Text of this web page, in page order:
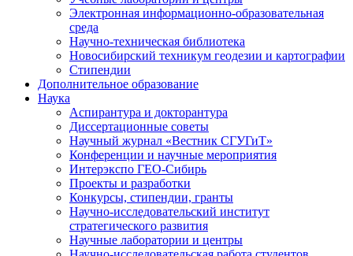
Электронная информационно-образовательная
среда
Научно-техническая библиотека
Новосибирский техникум геодезии и картографии
Стипендии
Дополнительное образование
Наука
Аспирантура и докторантура
Диссертационные советы
Научный журнал «Вестник СГУГиТ»
Конференции и научные мероприятия
Интерэкспо ГЕО-Сибирь
Проекты и разработки
Конкурсы, стипендии, гранты
Научно-исследовательский институт
стратегического развития
Научные лаборатории и центры